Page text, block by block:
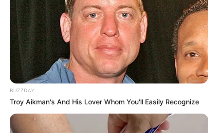
BUZZDAY
Troy Aikman's And His Lover Whom You'll Easily Recognize